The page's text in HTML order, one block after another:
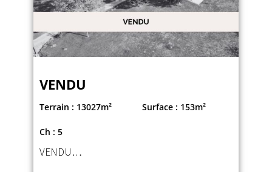
VENDU
Terrain : 13027m² Surface : 153m²
Ch : 5
VENDU…